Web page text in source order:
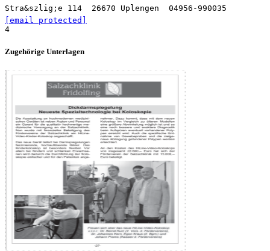
Stra&szlig;e 114  26670 Uplengen  04956-990035 
[email protected]
Zugehörige Unterlagen